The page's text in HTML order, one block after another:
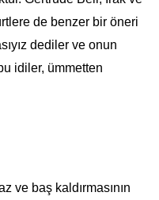
de benzer bir öneri
dediler ve onun
idiler, ümmetten
ve baş kaldırmasının